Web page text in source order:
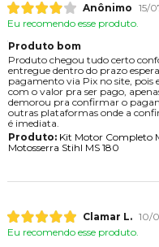
Anônimo 15/
Eu recomendo esse produto.
Produto bom
Produto chegou tudo certo
entregue dentro do prazo
pagamento via Pix no site, pois
com o valor pra ser pago,
demorou pra confirmar o
outras plataformas onde a
é imediata.
Produto:Kit Motor Completo
Motosserra Stihl MS 180
Clamar L. 10/
Eu recomendo esse produto.